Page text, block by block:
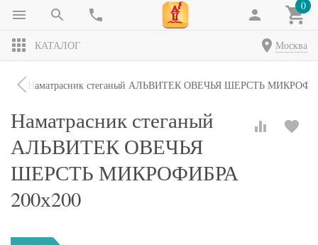
0
КАТАЛОГ Москва
Наматрасник стеганый АЛЬВИТЕК ОВЕЧЬЯ ШЕРСТЬ
Наматрасник стеганый
АЛЬВИТЕК ОВЕЧЬЯ
ШЕРСТЬ МИКРОФИБРА
200х200